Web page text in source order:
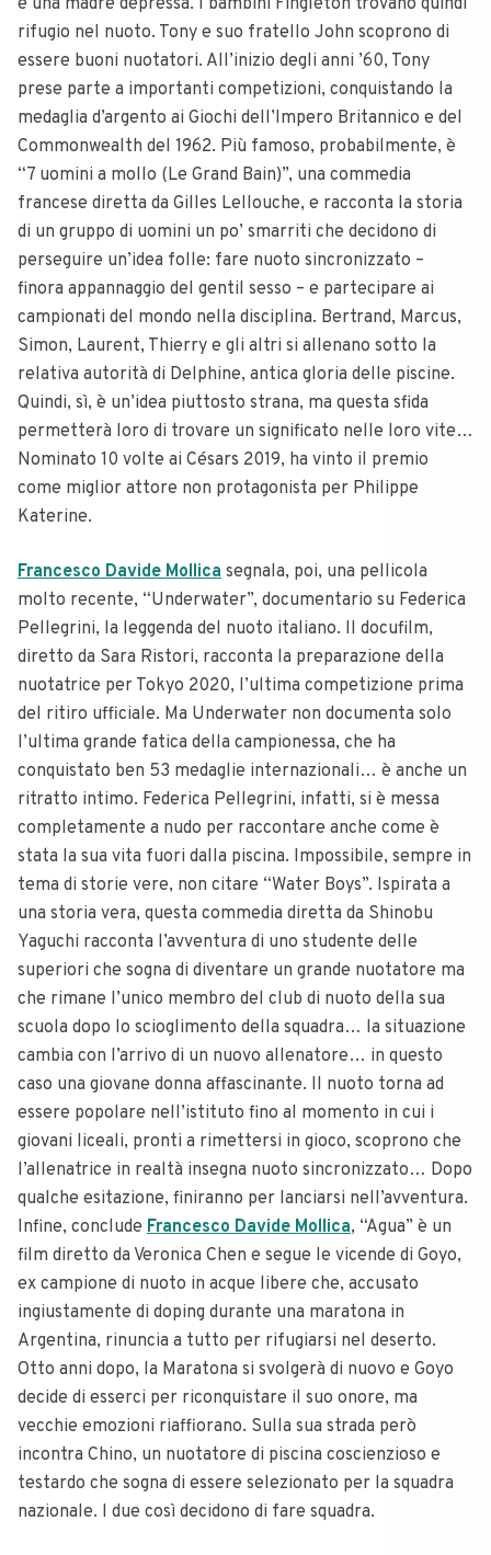
e una madre depressa. I bambini Fingleton trovano quindi
rifugio nel nuoto. Tony e suo fratello John scoprono di
essere buoni nuotatori. All’inizio degli anni ’60, Tony
prese parte a importanti competizioni, conquistando la
medaglia d’argento ai Giochi dell’Impero Britannico e del
Commonwealth del 1962. Più famoso, probabilmente, è
“7 uomini a mollo (Le Grand Bain)”, una commedia
francese diretta da Gilles Lellouche, e racconta la storia
di un gruppo di uomini un po’ smarriti che decidono di
perseguire un’idea folle: fare nuoto sincronizzato –
finora appannaggio del gentil sesso – e partecipare ai
campionati del mondo nella disciplina. Bertrand, Marcus,
Simon, Laurent, Thierry e gli altri si allenano sotto la
relativa autorità di Delphine, antica gloria delle piscine.
Quindi, sì, è un’idea piuttosto strana, ma questa sfida
permetterà loro di trovare un significato nelle loro vite…
Nominato 10 volte ai Césars 2019, ha vinto il premio
come miglior attore non protagonista per Philippe
Katerine.
Francesco Davide Mollica segnala, poi, una pellicola
molto recente, “Underwater”, documentario su Federica
Pellegrini, la leggenda del nuoto italiano. Il docufilm,
diretto da Sara Ristori, racconta la preparazione della
nuotatrice per Tokyo 2020, l’ultima competizione prima
del ritiro ufficiale. Ma Underwater non documenta solo
l’ultima grande fatica della campionessa, che ha
conquistato ben 53 medaglie internazionali… è anche un
ritratto intimo. Federica Pellegrini, infatti, si è messa
completamente a nudo per raccontare anche come è
stata la sua vita fuori dalla piscina. Impossibile, sempre in
tema di storie vere, non citare “Water Boys”. Ispirata a
una storia vera, questa commedia diretta da Shinobu
Yaguchi racconta l’avventura di uno studente delle
superiori che sogna di diventare un grande nuotatore ma
che rimane l’unico membro del club di nuoto della sua
scuola dopo lo scioglimento della squadra… la situazione
cambia con l’arrivo di un nuovo allenatore… in questo
caso una giovane donna affascinante. Il nuoto torna ad
essere popolare nell’istituto fino al momento in cui i
giovani liceali, pronti a rimettersi in gioco, scoprono che
l’allenatrice in realtà insegna nuoto sincronizzato… Dopo
qualche esitazione, finiranno per lanciarsi nell’avventura.
Infine, conclude Francesco Davide Mollica, “Agua” è un
film diretto da Veronica Chen e segue le vicende di Goyo,
ex campione di nuoto in acque libere che, accusato
ingiustamente di doping durante una maratona in
Argentina, rinuncia a tutto per rifugiarsi nel deserto.
Otto anni dopo, la Maratona si svolgerà di nuovo e Goyo
decide di esserci per riconquistare il suo onore, ma
vecchie emozioni riaffiorano. Sulla sua strada però
incontra Chino, un nuotatore di piscina coscienzioso e
testardo che sogna di essere selezionato per la squadra
nazionale. I due così decidono di fare squadra.